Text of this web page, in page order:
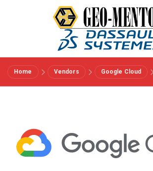
Menu
Riferimenti
Home Vendors Google Cloud